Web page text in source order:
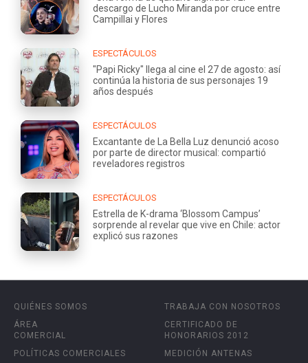
descargo de Lucho Miranda por cruce entre
Campillai y Flores
ESPECTÁCULOS
"Papi Ricky" llega al cine el 27 de agosto: así
continúa la historia de sus personajes 19
años después
ESPECTÁCULOS
Excantante de La Bella Luz denunció acoso
por parte de director musical: compartió
reveladores registros
ESPECTÁCULOS
Estrella de K-drama ‘Blossom Campus’
sorprende al revelar que vive en Chile: actor
explicó sus razones
QUIÉNES SOMOS
ÁREA
COMERCIAL
POLÍTICAS COMERCIALES
TRABAJA CON NOSOTROS
CERTIFICADO DE
HONORARIOS 2012
MEDICIÓN ANTENAS